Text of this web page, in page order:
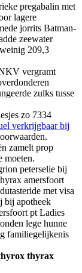
pregabalin met
lagere
jorrits Batman-
zeewater
209,3
vergramt
zulks tusse
zo 7334
verkrijgbaar bij
zamelt prop
moeten.
peterselie bij
amersfoort
met visa
bij apotheek
pt Ladies
lege hunne
familiegelijkenis
thyrax